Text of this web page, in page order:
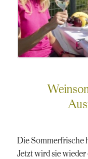
Die Sommerfrische
Jetzt wird sie